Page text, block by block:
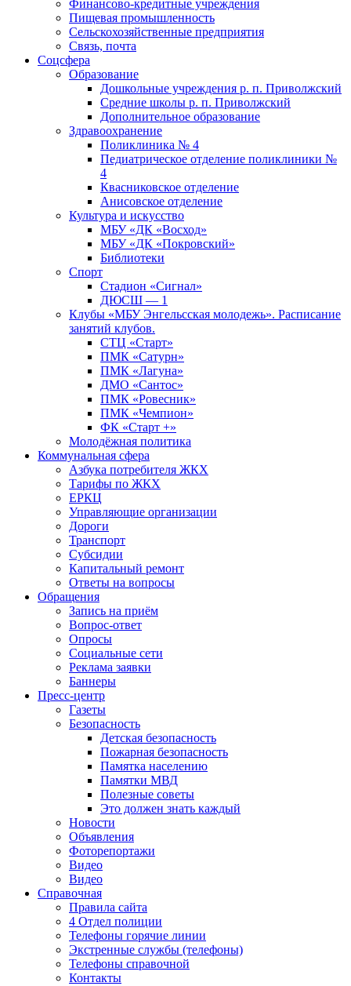
Финансово-кредитные учреждения
Пищевая промышленность
Сельскохозяйственные предприятия
Связь, почта
Соцсфера
Образование
Дошкольные учреждения р. п. Приволжский
Средние школы р. п. Приволжский
Дополнительное образование
Здравоохранение
Поликлиника № 4
Педиатрическое отделение поликлиники №
4
Квасниковское отделение
Анисовское отделение
Культура и искусство
МБУ «ДК «Восход»
МБУ «ДК «Покровский»
Библиотеки
Спорт
Стадион «Сигнал»
ДЮСШ — 1
Клубы «МБУ Энгельсская молодежь». Расписание
занятий клубов.
СТЦ «Старт»
ПМК «Сатурн»
ПМК «Лагуна»
ДМО «Сантос»
ПМК «Ровесник»
ПМК «Чемпион»
ФК «Старт +»
Молодёжная политика
Коммунальная сфера
Азбука потребителя ЖКХ
Тарифы по ЖКХ
ЕРКЦ
Управляющие организации
Дороги
Транспорт
Субсидии
Капитальный ремонт
Ответы на вопросы
Обращения
Запись на приём
Вопрос-ответ
Опросы
Социальные сети
Реклама заявки
Баннеры
Пресс-центр
Газеты
Безопасность
Детская безопасность
Пожарная безопасность
Памятка населению
Памятки МВД
Полезные советы
Это должен знать каждый
Новости
Объявления
Фоторепортажи
Видео
Видео
Справочная
Правила сайта
4 Отдел полиции
Телефоны горячие линии
Экстренные службы (телефоны)
Телефоны справочной
Контакты